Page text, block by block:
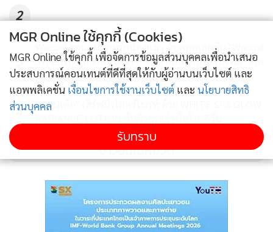
เชิงธุรกิจอย่างมาก เพราะเราสามารถให้บริการลูกค้าด้วย
อินเทอร์เน็ตบนมือถือที่มีความเร็วสูงสุด ซึ่งสามารถตอบสนอง
และเติมเต็มรูปแบบการใช้ชีวิตของผู้คนในยุคดิจิตอลได้อย่างไร้
ขีดจำกัด
3 เดือนแรกของปี 2560 ทรูมูฟ เอชเติบโตแข็งแกร่งและต่อเนื่อง
สิ้นไตรมาส 1 ของปี 2560 ทรูมูฟ เอช ยังคงรักษาอัตราการเติบโต
อย่างแข็งแกร่ง ด้วยจำนวนผู้ใช้บริการรายใหม่สุทธิ 1.2 ล้านราย
ในไตรมาสแรก ปี 2560 อันเป็นผลจากความสำเร็จอย่างต่อเนื่อง
หลากหลาย บนจุดแข็งด้านเครือข่ายคุณภาพสูง ด้วยการนำ
เทคโนโลยีการรวมคลื่นความถี่ (Carrier Aggregation) มาใช้ได้
อย่างเต็มประสิทธิภาพ ซึ่งผลักดันให้รายได้จากการให้บริการของ
2
3
Wacoal ชวนตกหลุมรักน้องแมว กับคอลเลกชัน "Wacoal
Styled by Whimsy Blurry" ผลงานดีไซเนอร์รุ่นใหม่ "เยล
ลี่ สุกฤตยา"
4
"แพนเค้ก" เสิร์ฟผิวโกลว์ไบรท์ ด้วย WHITE SPA GLOW
ข่าวอื่นในหมวด
MGR Online ใช้คุกกี้ (Cookies)
MGR Online ใช้คุกกี้ เพื่อจัดการข้อมูลส่วนบุคคลเพื่อนำเสนอ
ประสบการณ์คอนเทนต์ที่ดีที่สุดให้กับผู้อ่านบนเว็บไซต์ และ
แอพพลิเคชั่น เงื่อนไขการใช้งานเว็บไซต์ และ นโยบายสิทธิ
ส่วนบุคคล
รับทราบ